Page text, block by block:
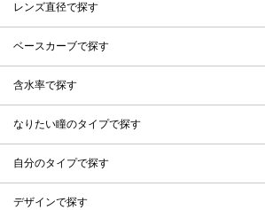
レンズ直径で探す
ベースカーブで探す
含水率で探す
なりたい瞳のタイプで探す
自分のタイプで探す
デザインで探す